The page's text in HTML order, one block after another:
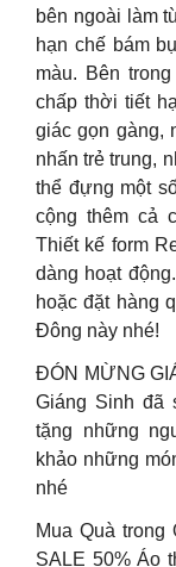
bên ngoài làm
hạn chế bám
màu. Bên
chấp thời tiết
giác gọn gàng,
nhấn trẻ trung,
thể đựng một
cộng thêm cả
Thiết kế form
dàng hoạt
hoặc đặt hàng
Đông này nhé!
ĐÓN MỪNG
Giáng Sinh đã
tặng những
khảo những
nhé
Mua Quà
SALE 50% Áo